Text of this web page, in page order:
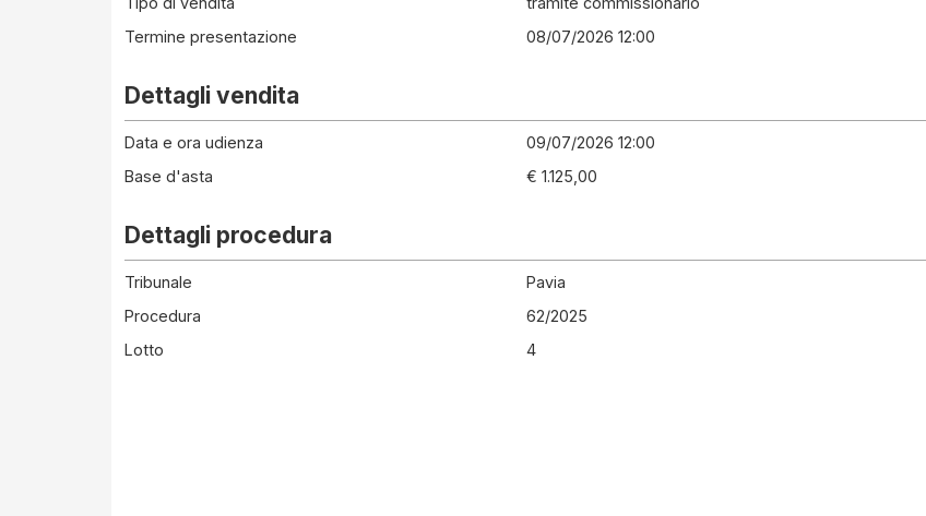
Termine presentazione
08/07/2026 12:00
Dettagli vendita
Data e ora udienza
09/07/2026 12:00
Base d'asta
€ 1.125,00
Dettagli procedura
Tribunale
Pavia
Procedura
62/2025
Lotto
4